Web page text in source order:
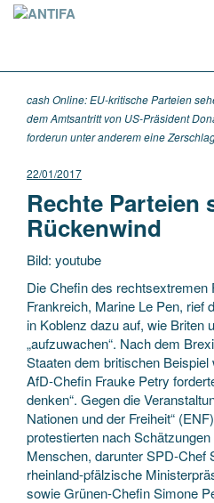
cash Online: EU-kritische Parteien
dem Amtsantritt von US-Präsident
forderun unter anderem eine
22/01/2017
Rechte Parteien
Rückenwind
Bild: youtube
Die Chefin des rechtsextremen
Frankreich, Marine Le Pen, rief
in Koblenz dazu auf, wie Briten
„aufzuwachen“. Nach dem
Staaten dem britischen
AfD-Chefin Frauke Petry
denken“. Gegen die
Nationen und der Freiheit“
protestierten nach
Menschen, darunter SPD-Chef
rheinland-pfälzische
sowie Grünen-Chefin Simone